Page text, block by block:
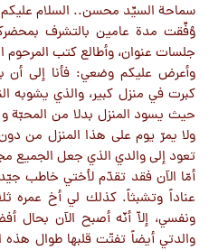
سماحة السيِّد محسن.. السلام
وُفِّقت مدة عامين بالتشرف
جلسات عنوان، وأطالع كتب المرحوم
وأعرض عليكم وضعي: فأنا إلى
كبرت في منزل كبير، والذي يشوبه
حيث يسود المنزل بدلا من المحبّة و
ولا يمرّ يوم على هذا المنزل من
تعود إلى والدي الذي جعل الجميع
أمّا الآن فقد تقدّم لأختي خاطب
عناداً وتشبثاً. كذلك لي أخ عمره
ونفسي، إلاّ أنّه أصبح الآن بحال
والدتي أيضاً تفتّت قلبها طوال